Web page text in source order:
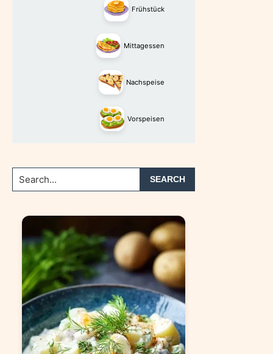
Frühstück
Mittagessen
Nachspeise
Vorspeisen
Search...